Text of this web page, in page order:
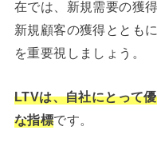
在では、新規需要の獲
新規顧客の獲得ととも
を重要視しましょう。
LTVは、自社にとって
な指標です。